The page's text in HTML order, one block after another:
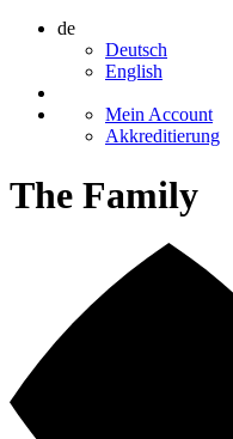
de
Deutsch
English
Mein Account
Akkreditierung
The Family